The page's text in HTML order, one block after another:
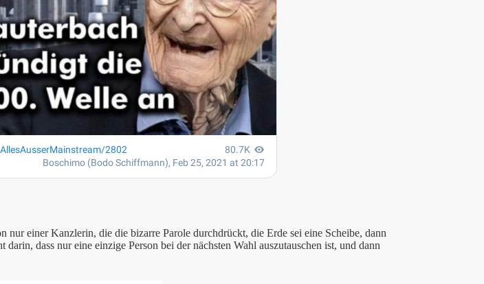
nur einer Kanzlerin, die die bizarre Parole durchdrückt, die Erde sei eine Scheibe, dann
darin, dass nur eine einzige Person bei der nächsten Wahl auszutauschen ist, und dann